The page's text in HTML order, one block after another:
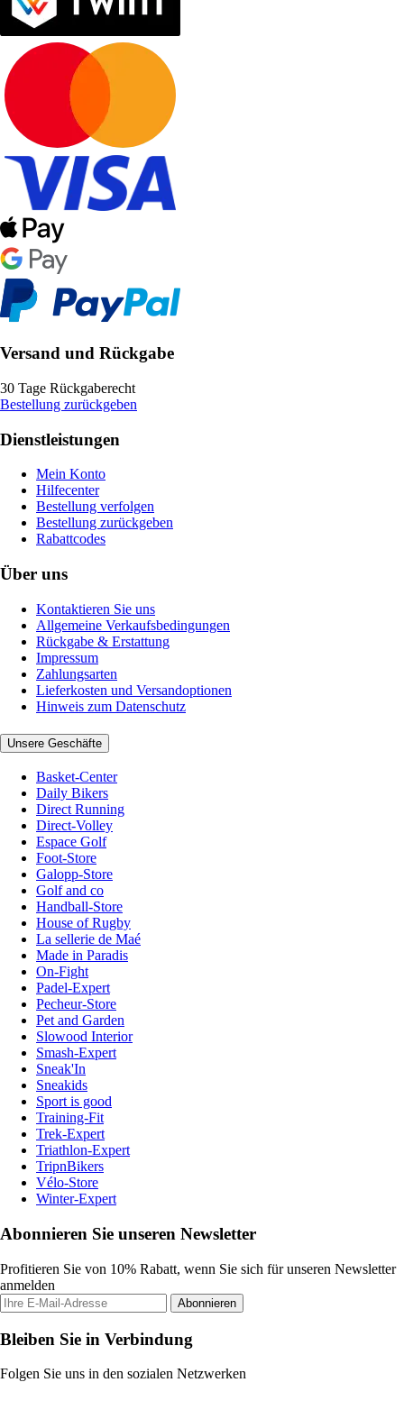
Versand und Rückgabe
30 Tage Rückgaberecht
Bestellung zurückgeben
Dienstleistungen
Mein Konto
Hilfecenter
Bestellung verfolgen
Bestellung zurückgeben
Rabattcodes
Über uns
Kontaktieren Sie uns
Allgemeine Verkaufsbedingungen
Rückgabe & Erstattung
Impressum
Zahlungsarten
Lieferkosten und Versandoptionen
Hinweis zum Datenschutz
Unsere Geschäfte
Basket-Center
Daily Bikers
Direct Running
Direct-Volley
Espace Golf
Foot-Store
Galopp-Store
Golf and co
Handball-Store
House of Rugby
La sellerie de Maé
Made in Paradis
On-Fight
Padel-Expert
Pecheur-Store
Pet and Garden
Slowood Interior
Smash-Expert
Sneak'In
Sneakids
Sport is good
Training-Fit
Trek-Expert
Triathlon-Expert
TripnBikers
Vélo-Store
Winter-Expert
Abonnieren Sie unseren Newsletter
Profitieren Sie von 10% Rabatt, wenn Sie sich für unseren Newsletter
anmelden
Abonnieren
Bleiben Sie in Verbindung
Folgen Sie uns in den sozialen Netzwerken